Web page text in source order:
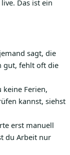
Das ist ein
sagt, die
gut, fehlt oft die
keine Ferien,
kannst, siehst
erst manuell
du Arbeit nur